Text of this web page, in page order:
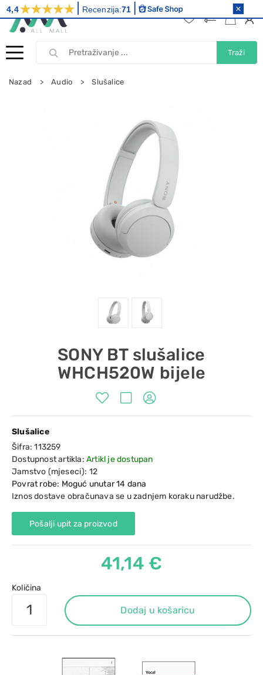
Traži
Nazad Audio Slušalice
SONY BT slušalice
WHCH520W bijele
Slušalice
Šifra:113259
Dostupnost artikla: Artikl je dostupan
Jamstvo (mjeseci): 12
Povrat robe: Moguć unutar 14 dana
Iznos dostave obračunava se u zadnjem koraku narudžbe.
Pošalji upit za proizvod
41,14 €
Količina
Dodaj u košaricu
4,4 Recenzija:71